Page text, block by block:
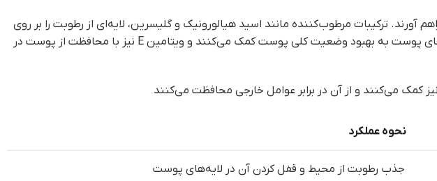
آورند. ترکیبات مرطوب‌کننده مانند اسید هیالورونیک و گلیسرین، لایه‌ای از رطوبت را بر روی
پوست ایجاد کرده و از تبخیر آن جلوگیری می‌کنند. در همین حال، آلانتوئین و پانتنول با تسکین و ترمیم بافت‌های پوست به بهبود وضعیت کلی پوست کمک می‌کنند و ویتامین E نیز با محافظت از پوست در
کمک می‌کنند و از آن در برابر عوامل خارجی محافظت می‌کنند
نحوه عملکرد
جذب رطوبت از محیط و قفل کردن آن در لایه‌های پوست